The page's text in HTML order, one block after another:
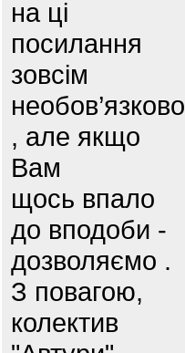
на ці
посилання
зовсім
необов’язково
, але якщо
Вам
щось впало
до вподоби -
дозволяємо .
З повагою,
колектив